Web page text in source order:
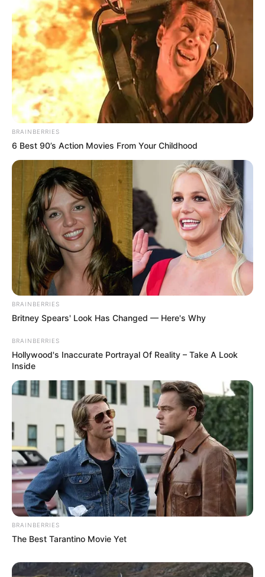
BRAINBERRIES
6 Best 90’s Action Movies From Your Childhood
BRAINBERRIES
Britney Spears' Look Has Changed — Here's Why
BRAINBERRIES
Hollywood's Inaccurate Portrayal Of Reality – Take A Look
Inside
BRAINBERRIES
The Best Tarantino Movie Yet